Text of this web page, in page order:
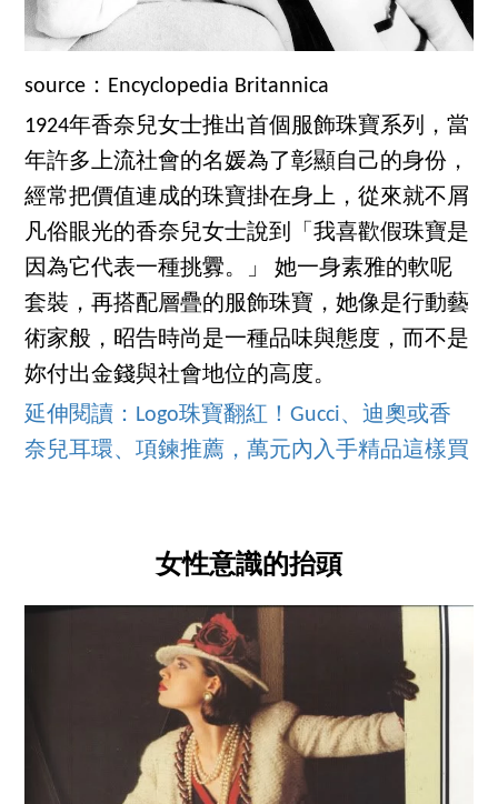
source：Encyclopedia Britannica
1924年香奈兒女士推出首個服飾珠寶系列，當
年許多上流社會的名媛為了彰顯自己的身份，
經常把價值連成的珠寶掛在身上，從來就不屑
凡俗眼光的香奈兒女士說到「我喜歡假珠寶是
因為它代表一種挑釁。」 她一身素雅的軟呢
套裝，再搭配層疊的服飾珠寶，她像是行動藝
術家般，昭告時尚是一種品味與態度，而不是
妳付出金錢與社會地位的高度。
延伸閱讀：Logo珠寶翻紅！Gucci、迪奧或香
奈兒耳環、項鍊推薦，萬元內入手精品這樣買
女性意識的抬頭